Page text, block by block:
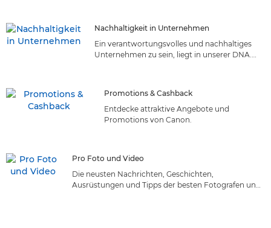
Nachhaltigkeit in Unternehmen
Ein verantwortungsvolles und nachhaltiges
Unternehmen zu sein, liegt in unserer DNA.
Promotions & Cashback
Entdecke attraktive Angebote und
Promotions von Canon.
Pro Foto und Video
Die neusten Nachrichten, Geschichten,
Ausrüstungen und Tipps der besten Fotografen und